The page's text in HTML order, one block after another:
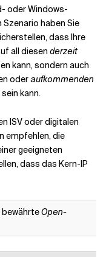
oder Windows-
Szenario haben Sie
dass Ihre
all diesen derzeit
kann, sondern auch
oderaufkommenden
sein kann.
ISV oder digitalen
empfehlen, die
geeigneten
dass das Kern-IP
bewährteOpen-